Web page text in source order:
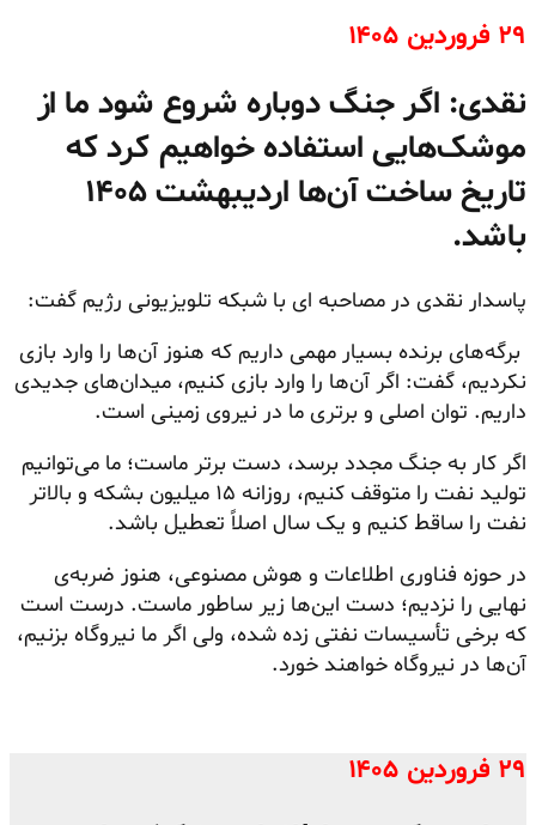
۲۹ فروردین ۱۴۰۵
نقدی: اگر جنگ دوباره شروع شود ما از
موشک‌هایی استفاده خواهیم کرد که
تاریخ ساخت آن‌ها اردیبهشت ۱۴۰۵
باشد.
پاسدار نقدی در مصاحبه ای با شبکه تلویزیونی رژیم گفت:
برگه‌های برنده بسیار مهمی داریم که هنوز آن‌ها را وارد بازی
نکردیم، گفت: اگر آن‌ها را وارد بازی کنیم، میدان‌های جدیدی
داریم. توان اصلی و برتری ما در نیروی زمینی است.
اگر کار به جنگ مجدد برسد، دست برتر ماست؛ ما می‌توانیم
تولید نفت را متوقف کنیم، روزانه ۱۵ میلیون بشکه و بالاتر
نفت را ساقط کنیم و یک سال اصلاً تعطیل باشد.
در حوزه فناوری اطلاعات و هوش مصنوعی، هنوز ضربه‌ی
نهایی را نزدیم؛ دست این‌ها زیر ساطور ماست. درست است
که برخی تأسیسات نفتی زده شده، ولی اگر ما نیروگاه بزنیم،
آن‌ها در نیروگاه خواهند خورد.
۲۹ فروردین ۱۴۰۵